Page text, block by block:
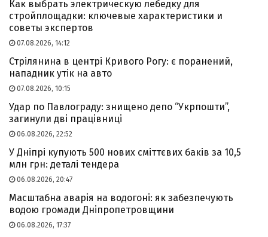
Как выбрать электрическую лебедку для
стройплощадки: ключевые характеристики и
советы экспертов
07.08.2026, 14:12
Стрілянина в центрі Кривого Рогу: є поранений,
нападник утік на авто
07.08.2026, 10:15
Удар по Павлограду: знищено депо “Укрпошти”,
загинули дві працівниці
06.08.2026, 22:52
У Дніпрі купують 500 нових сміттєвих баків за 10,5
млн грн: деталі тендера
06.08.2026, 20:47
Масштабна аварія на водогоні: як забезпечують
водою громади Дніпропетровщини
06.08.2026, 17:37